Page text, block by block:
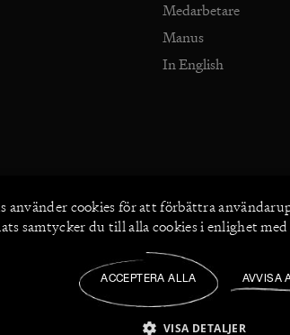
Medarbetare
Manus
In English
använder cookies för att förbättra
samtycker du till alla cookies i enlighet
ACCEPTERA ALLA AVVISA
VISA DETALJER